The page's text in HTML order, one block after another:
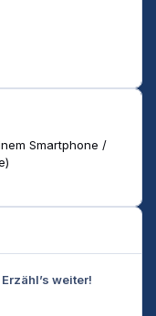
Smartphone /
weiter!